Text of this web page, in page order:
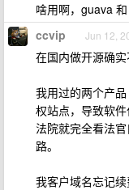
啥用啊，guava
ccvip Jun 12,
在国内做开源确
我用过的两个产
权站点，导致软
法院就完全看法
路。
我客户域名忘记